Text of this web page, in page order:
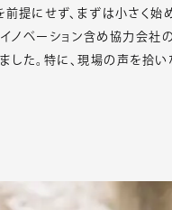
提にせず、まずは小さく始
イノベーション含め協力会
した。特に、現場の声を拾